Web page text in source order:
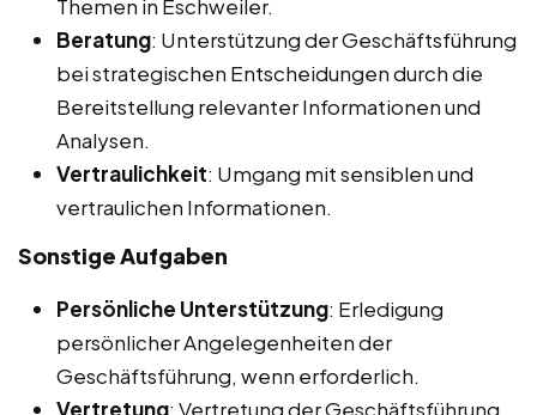
Themen in Eschweiler.
Beratung: Unterstützung der Geschäftsführung
bei strategischen Entscheidungen durch die
Bereitstellung relevanter Informationen und
Analysen.
Vertraulichkeit: Umgang mit sensiblen und
vertraulichen Informationen.
Sonstige Aufgaben
Persönliche Unterstützung: Erledigung
persönlicher Angelegenheiten der
Geschäftsführung, wenn erforderlich.
Vertretung: Vertretung der Geschäftsführung